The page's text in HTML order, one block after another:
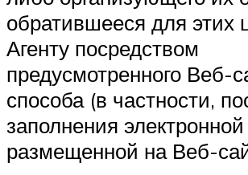
обратившееся для этих
Агенту посредством
предусмотренного Веб-
способа (в частности,
заполнения
размещенной на Веб-